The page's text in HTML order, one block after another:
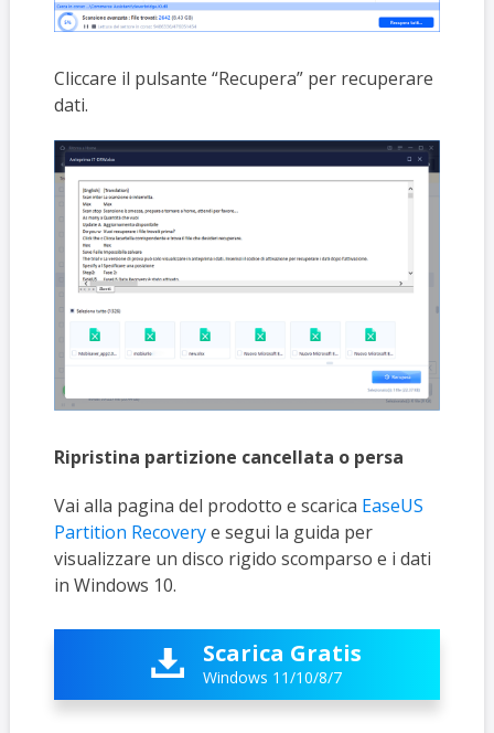
Cliccare il pulsante “Recupera” per recuperare
dati.
Ripristina partizione cancellata o persa
Vai alla pagina del prodotto e scarica EaseUS
Partition Recoverye segui la guida per
visualizzare un disco rigido scomparso e i dati
in Windows 10.
 Scarica Gratis
Windows 11/10/8/7